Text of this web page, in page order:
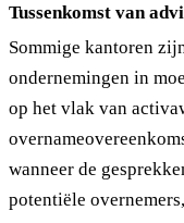
Tussenkomst van
Sommige kantoren
ondernemingen in
op het vlak van
wanneer de
potentiële